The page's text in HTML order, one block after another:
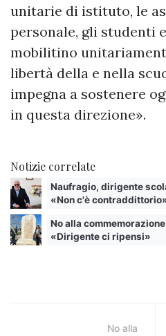
unitarie di istituto, le
personale, gli studenti
mobilitino
libertà della e nella
impegna a sostenere
in questa direzione».
Notizie correlate
Naufragio, dirigente
«Non c'è
No alla
«Dirigente ci ripensi»
No alla